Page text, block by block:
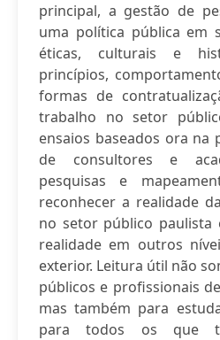
principal, a gestão de
uma política pública em
éticas, culturais e
princípios,
formas de
trabalho no setor
ensaios baseados ora na
de consultores e
pesquisas e
reconhecer a realidade
no setor público paulista
realidade em outros
exterior. Leitura útil não
públicos e profissionais
mas também para
para todos os que